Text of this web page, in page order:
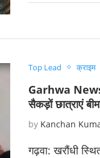
Top Lead क्राइम
Garhwa
सैकड़ों छात्राएं
by Kanchan
​गढ़वा: खरौंधी